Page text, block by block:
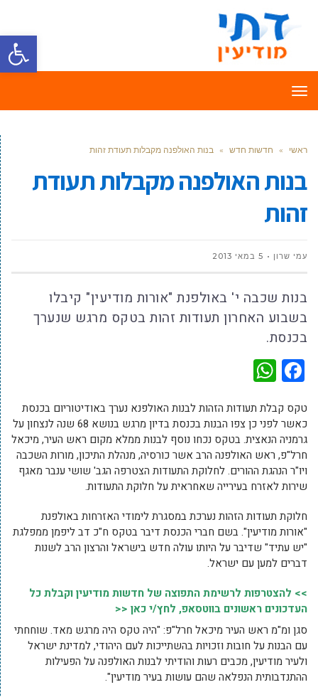
פתח
תפריט
ראשי » חדשות חדש » בנות האולפנה מקבלות תעודת זהות
בנות האולפנה מקבלות תעודת
זהות
עמי שרון 5 במאי 2013
בנות שכבה י' באולפנת "אורות מודיעין" קיבלו
בשבוע האחרון תעודות זהות בטקס מרגש שנערך
בכנסת.
Facebook
טקס קבלת תעודות הזהות לבנות האולפנא נערך באודיטוריום בכנסת
כאשר לפני כן צפו הבנות בכנסת בדיון מרגש בנושא 68 שנה לנצחון על
גרמניה הנאצית. בטקס נכחו נוסף לבנות ממלא מקום ראש העיר, מיכאל
חרל"פ, ראש האולפנה הרב אשר כורסיה, מנהלת התיכון, מורות השכבה
ויו"ר הנהגת ההורים. לחלוקת התעודות הצטרפה הגב' שושי ענבר מאגף
שירות לאזרח בעירייה שאחראית על חלוקת התעודות.
חלוקת תעודות הזהות נערכת במסגרת לימודי האזרחות באולפנת
"אורות מודיעין". בשם חברי הכנסת דיבר בטקס ח"כ דב ליפמן ממפלגת
"יש עתיד" שדיבר על היותו עולה חדש בישראל והרצון הרב לשנות
דברים למען עם ישראל.
>> להצטרפות לרשימת התפוצה של חדשות מודיעין וקבלת כל
העדכונים ראשונים בווטסאפ, לחץ/י כאן <<
סגן ומ"מ ראש העיר מיכאל חרל"פ: "היה טקס היה מרגש מאד. שוחחתי
עם הבנות על חובות וזכויות בהשתייכות לעם היהודי, למדינת ישראל
ולעיר מודיעין, מכבים רעות והודיתי לבנות האולפנה על הפעילות
ההתנדבותית הנפלאה שהם עושות בעיר מודיעין".